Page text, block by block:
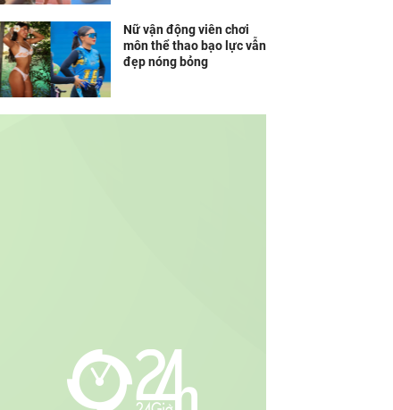
Nữ vận động viên chơi
môn thể thao bạo lực vẫn
đẹp nóng bỏng